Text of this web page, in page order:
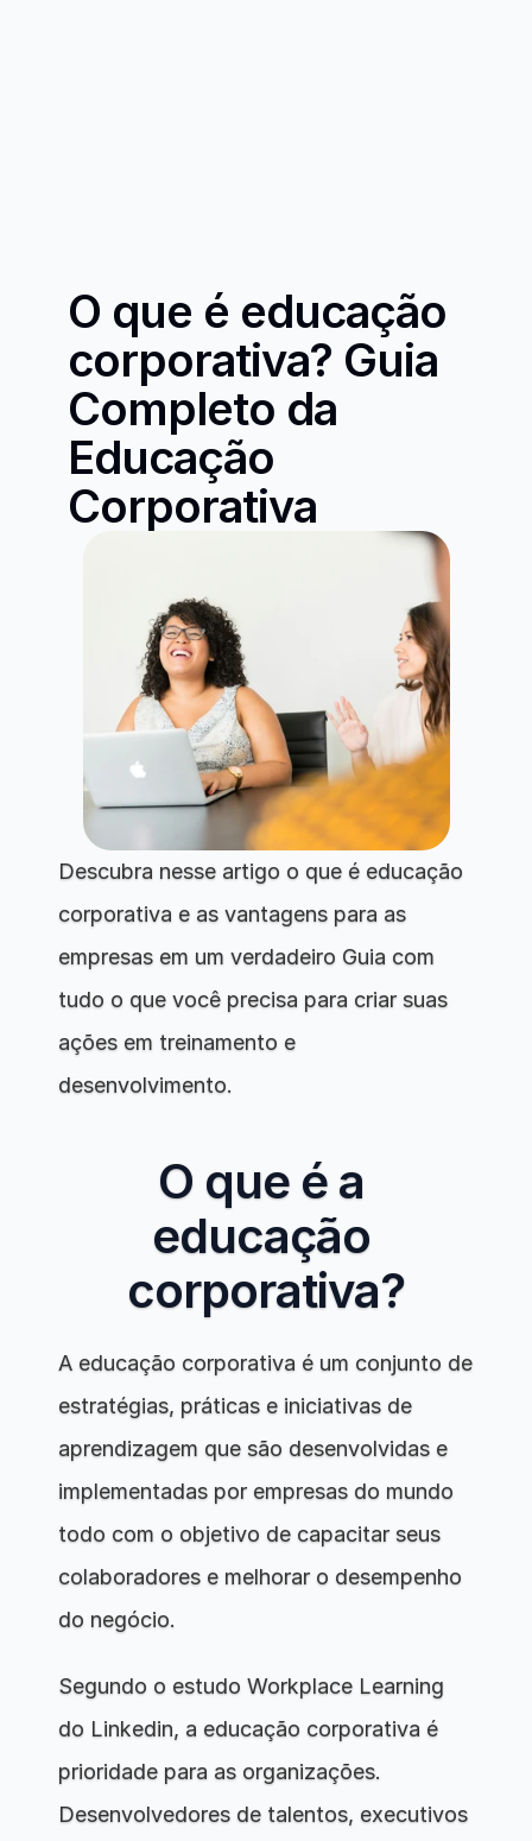
O que é educação
corporativa? Guia
Completo da
Educação
Corporativa
Descubra nesse artigo o que é educação
corporativa e as vantagens para as
empresas em um verdadeiro Guia com
tudo o que você precisa para criar suas
ações em treinamento e
desenvolvimento.
O que é a
educação
corporativa?
A educação corporativa é um conjunto de
estratégias, práticas e iniciativas de
aprendizagem que são desenvolvidas e
implementadas por empresas do mundo
todo com o objetivo de capacitar seus
colaboradores e melhorar o desempenho
do negócio.
Segundo o estudo Workplace Learning
do Linkedin, a educação corporativa é
prioridade para as organizações.
Desenvolvedores de talentos, executivos